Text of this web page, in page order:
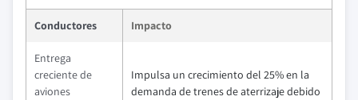
Conductores Impacto
Entrega
creciente de
aviones
Impulsa un crecimiento del 25% en la
demanda de trenes de aterrizaje debido